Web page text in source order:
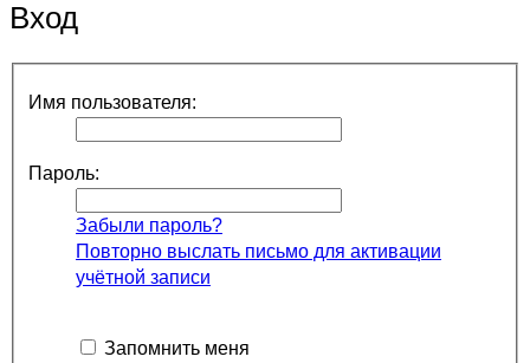
Вход
Имя пользователя:
Пароль:
Забыли пароль?
Повторно выслать письмо для активации
учётной записи
Запомнить меня